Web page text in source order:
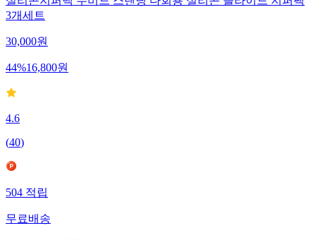
실리콘지퍼백 수비드 스탠딩 다회용 실리콘 슬라이드 지퍼팩
3개세트
30,000원
44%16,800원
4.6
(40)
504적립
무료배송